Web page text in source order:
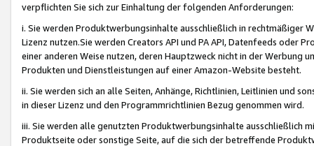
verpflichten Sie sich zur Einhaltung der folgenden Anforderungen:
i. Sie werden Produktwerbungsinhalte ausschließlich in rechtmäßiger
Lizenz nutzen.Sie werden Creators API und PA API, Datenfeeds oder
einer anderen Weise nutzen, deren Hauptzweck nicht in der Werbung
Produkten und Dienstleistungen auf einer Amazon-Website besteht.
ii. Sie werden sich an alle Seiten, Anhänge, Richtlinien, Leitlinien und
in dieser Lizenz und den Programmrichtlinien Bezug genommen wird.
iii. Sie werden alle genutzten Produktwerbungsinhalte ausschließlich
Produktseite oder sonstige Seite, auf die sich der betreffende